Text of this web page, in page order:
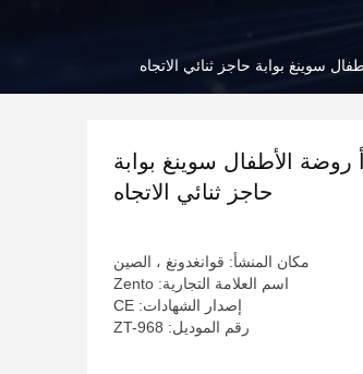
روضة الأطفال سوينغ بوابة
حاجز ثنائي الاتجاه
مكان المنشأ: قوانغدونغ ، الصين
اسم العلامة التجارية: Zento
إصدار الشهادات: CE
رقم الموديل: ZT-968